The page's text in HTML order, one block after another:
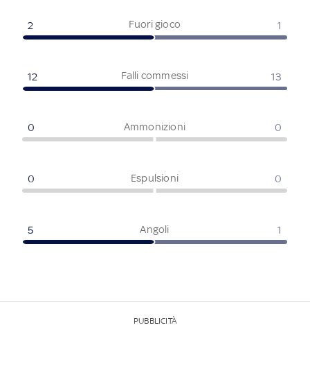
Fuori gioco
2 1
Falli commessi
12 13
Ammonizioni
0 0
Espulsioni
0 0
Angoli
5 1
PUBBLICITÀ